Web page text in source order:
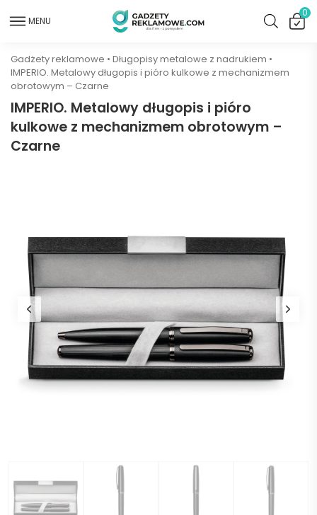
MENU
0
Gadżety reklamowe • Długopisy metalowe z nadrukiem •
IMPERIO. Metalowy długopis i pióro kulkowe z mechanizmem
obrotowym – Czarne
IMPERIO. Metalowy długopis i pióro
kulkowe z mechanizmem obrotowym –
Czarne